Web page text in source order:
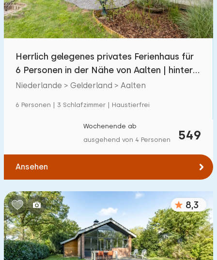
Unterkunft
Im Ferienpark
Einfamilienhaus
Ferienbauernhof
Tiny house
Kinderfreundlich
Kindermöbel 25
Eingezäunter Garten 18
Herrlich gelegenes privates Ferienhaus für
6 Personen in der Nähe von Aalten | hintere
Eck
Niederlande > Gelderland > Aalten
6 Personen | 3 Schlafzimmer | Haustierfrei
549
Wochenende ab
ausgehend von 4 Personen
Ansehen
8,3